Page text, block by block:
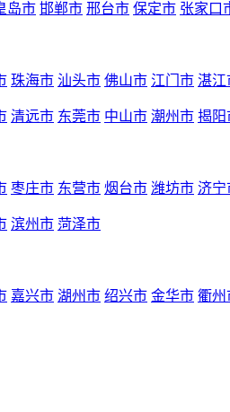
岛市 邯郸市 邢台市 保定市 张家口
珠海市 汕头市 佛山市 江门市 湛江
清远市 东莞市 中山市 潮州市 揭阳
枣庄市 东营市 烟台市 潍坊市 济宁
滨州市 菏泽市
嘉兴市 湖州市 绍兴市 金华市 衢州